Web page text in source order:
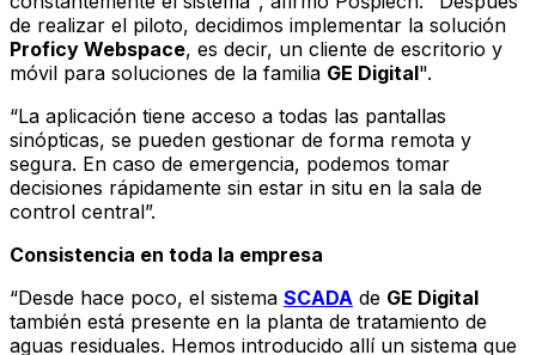
de realizar el piloto, decidimos implementar la solución
Proficy Webspace, es decir, un cliente de escritorio y
móvil para soluciones de la familia GE Digital".
“La aplicación tiene acceso a todas las pantallas
sinópticas, se pueden gestionar de forma remota y
segura. En caso de emergencia, podemos tomar
decisiones rápidamente sin estar in situ en la sala de
control central”.
Consistencia en toda la empresa
“Desde hace poco, el sistema SCADA de GE Digital
también está presente en la planta de tratamiento de
aguas residuales. Hemos introducido allí un sistema que